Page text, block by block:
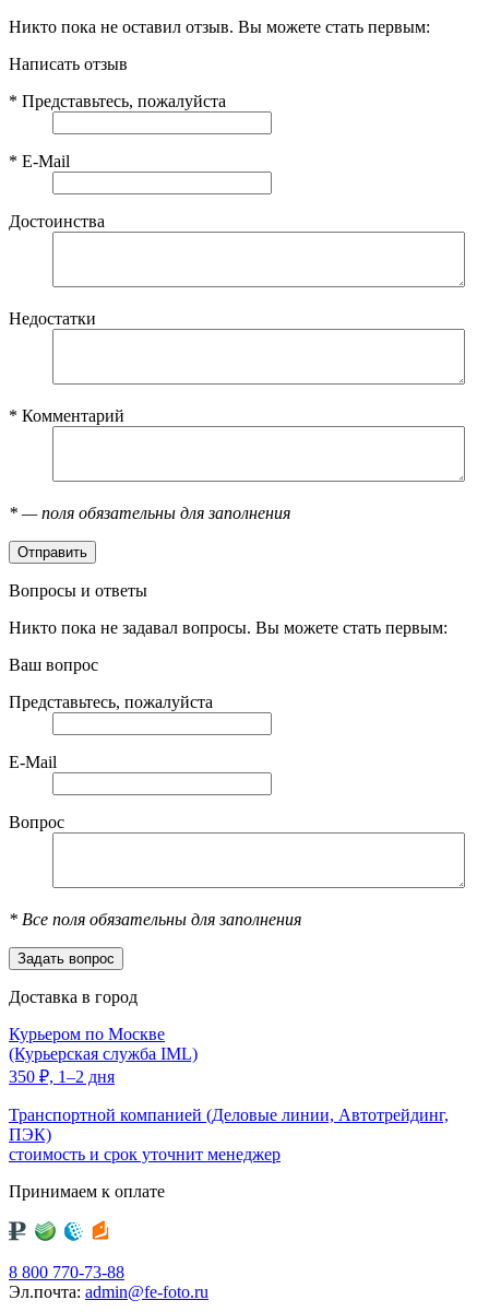
Никто пока не оставил отзыв. Вы можете стать первым:
Написать отзыв
* Представьтесь, пожалуйста
* E-Mail
Достоинства
Недостатки
* Комментарий
* — поля обязательны для заполнения
Вопросы и ответы
Никто пока не задавал вопросы. Вы можете стать первым:
Ваш вопрос
Представьтесь, пожалуйста
E-Mail
Вопрос
* Все поля обязательны для заполнения
Доставка в город
Курьером по Москве
(Курьерская служба IML)
350 ₽, 1–2 дня
Транспортной компанией (Деловые линии, Автотрейдинг,
ПЭК)
стоимость и срок уточнит менеджер
Принимаем к оплате
8 800 770-73-88
Эл.почта: admin@fe-foto.ru